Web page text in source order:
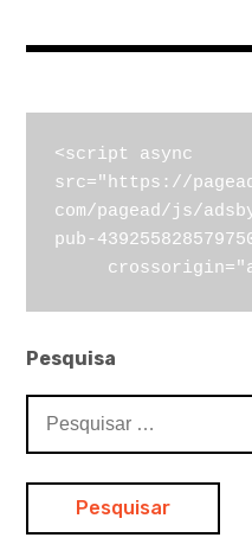
<script async
src="https://
com/pagead/js/
pub-
Pesquisa
por: